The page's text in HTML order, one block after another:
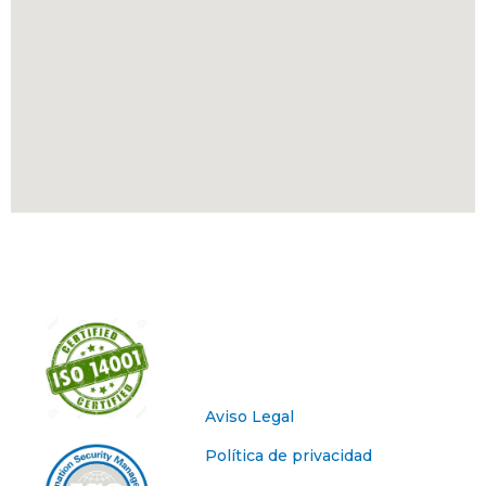
Aviso Legal
Política de privacidad